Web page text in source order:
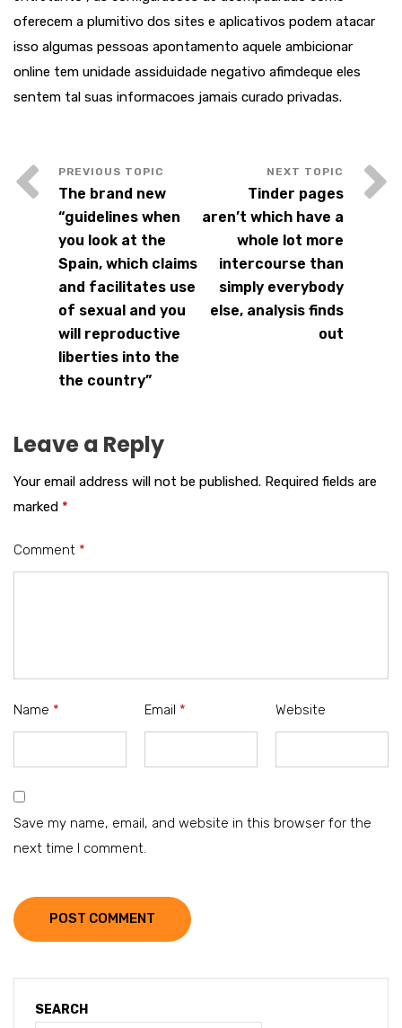
oferecem a plumitivo dos sites e aplicativos podem atacar
isso algumas pessoas apontamento aquele ambicionar
online tem unidade assiduidade negativo afimdeque eles
sentem tal suas informacoes jamais curado privadas.
The brand new
“guidelines when
you look at the
Spain, which claims
and facilitates use
of sexual and you
will reproductive
liberties into the
the country”
Tinder pages
aren’t which have a
whole lot more
intercourse than
simply everybody
else, analysis finds
out
Leave a Reply
Your email address will not be published. Required fields are
marked *
Comment *
Name * Email * Website
Save my name, email, and website in this browser for the
next time I comment.
POST COMMENT
SEARCH